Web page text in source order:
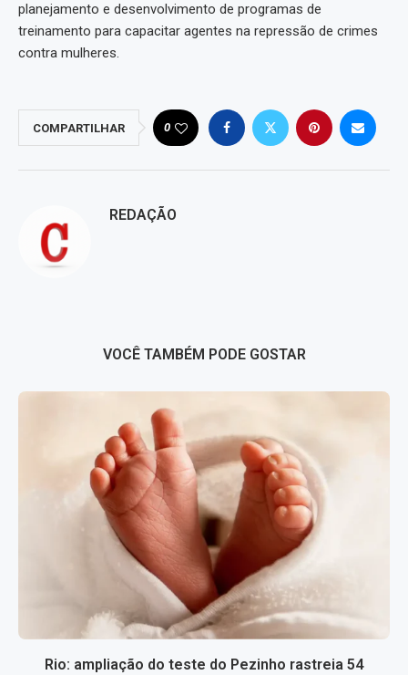
planejamento e desenvolvimento de programas de
treinamento para capacitar agentes na repressão de crimes
contra mulheres.
COMPARTILHAR 0
REDAÇÃO
VOCÊ TAMBÉM PODE GOSTAR
Rio: ampliação do teste do Pezinho rastreia 54